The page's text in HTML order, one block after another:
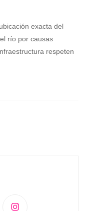
exacta del
río por causas
respeten